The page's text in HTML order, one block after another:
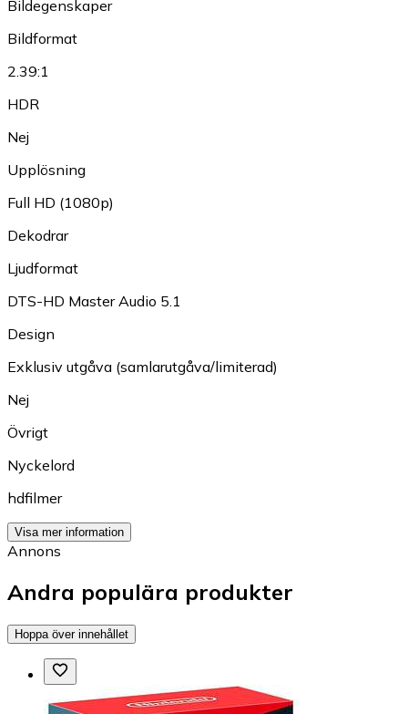
Bildegenskaper
Bildformat
2.39:1
HDR
Nej
Upplösning
Full HD (1080p)
Dekodrar
Ljudformat
DTS-HD Master Audio 5.1
Design
Exklusiv utgåva (samlarutgåva/limiterad)
Nej
Övrigt
Nyckelord
hdfilmer
Visa mer information
Annons
Andra populära produkter
Hoppa över innehållet